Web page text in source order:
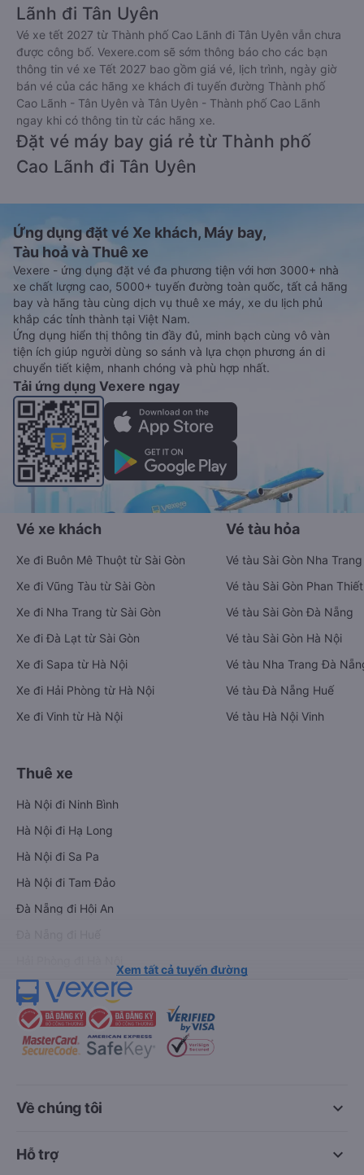
Lãnh đi Tân Uyên
Vé xe tết 2027 từ Thành phố Cao Lãnh đi Tân Uyên vẫn chưa
được công bố. Vexere.com sẽ sớm thông báo cho các bạn
thông tin vé xe Tết 2027 bao gồm giá vé, lịch trình, ngày giờ
bán vé của các hãng xe khách đi tuyến đường Thành phố
Cao Lãnh - Tân Uyên và Tân Uyên - Thành phố Cao Lãnh
ngay khi có thông tin từ các hãng xe.
Đặt vé máy bay giá rẻ từ Thành phố
Cao Lãnh đi Tân Uyên
Ứng dụng đặt vé Xe khách, Máy bay,
Tàu hoả và Thuê xe
Vexere - ứng dụng đặt vé đa phương tiện với hơn 3000+ nhà
xe chất lượng cao, 5000+ tuyến đường toàn quốc, tất cả hãng
bay và hãng tàu cùng dịch vụ thuê xe máy, xe du lịch phủ
khắp các tỉnh thành tại Việt Nam.
Ứng dụng hiển thị thông tin đầy đủ, minh bạch cùng vô vàn
tiện ích giúp người dùng so sánh và lựa chọn phương án di
chuyển tiết kiệm, nhanh chóng và phù hợp nhất.
Tải ứng dụng Vexere ngay
Vé xe khách
Xe đi Buôn Mê Thuột từ Sài Gòn
Xe đi Vũng Tàu từ Sài Gòn
Xe đi Nha Trang từ Sài Gòn
Xe đi Đà Lạt từ Sài Gòn
Xe đi Sapa từ Hà Nội
Xe đi Hải Phòng từ Hà Nội
Xe đi Vinh từ Hà Nội
Vé tàu hỏa
Vé tàu Sài Gòn Nha Trang
Vé tàu Sài Gòn Phan Thiết
Vé tàu Sài Gòn Đà Nẵng
Vé tàu Sài Gòn Hà Nội
Vé tàu Nha Trang Đà
Vé tàu Đà Nẵng Huế
Vé tàu Hà Nội Vinh
Thuê xe
Hà Nội đi Ninh Bình
Hà Nội đi Hạ Long
Hà Nội đi Sa Pa
Hà Nội đi Tam Đảo
Đà Nẵng đi Hội An
Xem tất cả tuyến đường
keyboard_arrow_down
Về chúng tôi
keyboard_arrow_down
Hỗ trợ